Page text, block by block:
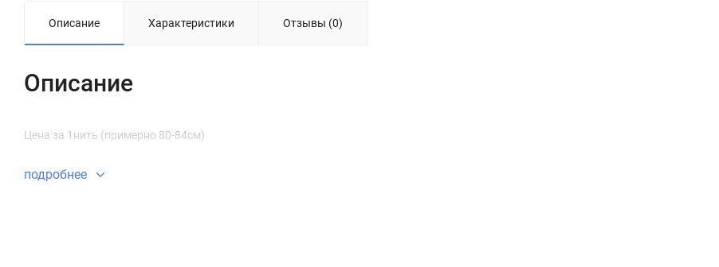
Описание Характеристики Отзывы (0)
Описание
Цена за 1нить (примерно 80-84см)
подробнее